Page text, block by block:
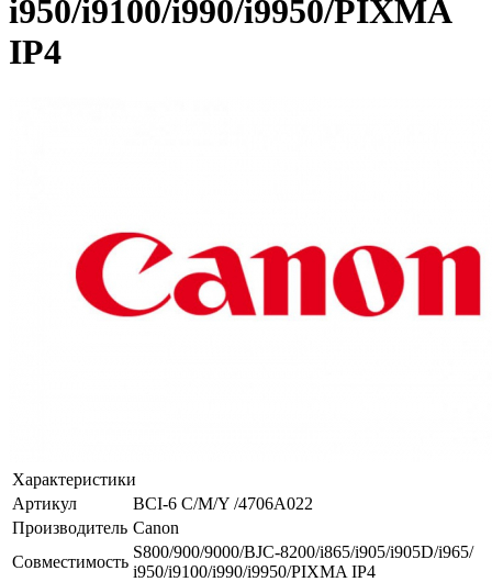
i950/i9100/i990/i9950/PIXMA
IP4
Характеристики
Артикул
BCI-6 C/M/Y /4706A022
Производитель Canon
Совместимость
S800/900/9000/BJC-8200/i865/i905/i905D/i965/
i950/i9100/i990/i9950/PIXMA IP4